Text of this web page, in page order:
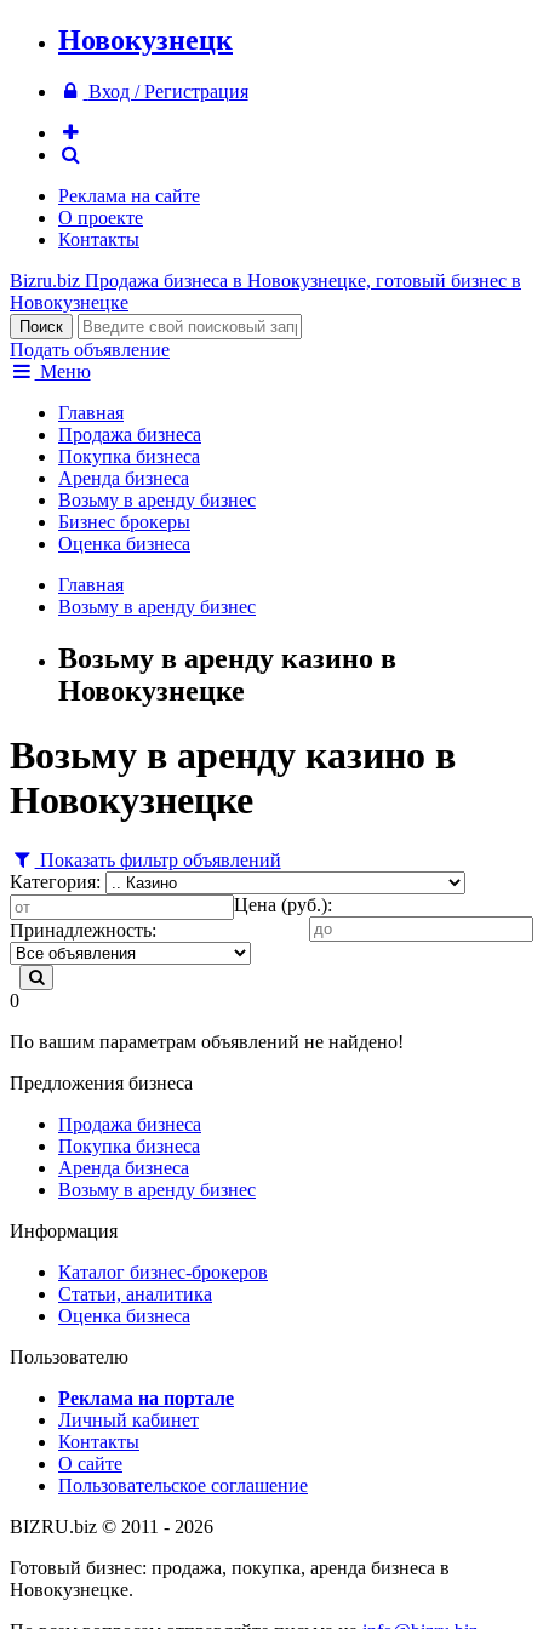
Новокузнецк
Вход / Регистрация
Реклама на сайте
О проекте
Контакты
Bizru.biz Продажа бизнеса в Новокузнецке, готовый бизнес в
Новокузнецке
Подать объявление
Меню
Главная
Продажа бизнеса
Покупка бизнеса
Аренда бизнеса
Возьму в аренду бизнес
Бизнес брокеры
Оценка бизнеса
Главная
Возьму в аренду бизнес
Возьму в аренду казино в
Новокузнецке
Возьму в аренду казино в
Новокузнецке
Показать фильтр объявлений
Категория:
Цена (руб.):
Принадлежность:
0
По вашим параметрам объявлений не найдено!
Предложения бизнеса
Продажа бизнеса
Покупка бизнеса
Аренда бизнеса
Возьму в аренду бизнес
Информация
Каталог бизнес-брокеров
Статьи, аналитика
Оценка бизнеса
Пользователю
Реклама на портале
Личный кабинет
Контакты
О сайте
Пользовательское соглашение
BIZRU.biz © 2011 - 2026
Готовый бизнес: продажа, покупка, аренда бизнеса в
Новокузнецке.